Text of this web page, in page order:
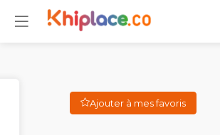
Ajouter à mes favoris